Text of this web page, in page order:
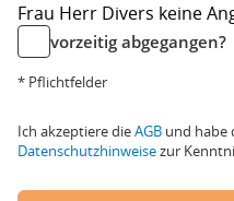
Frau Herr Divers keine
vorzeitig abgegangen?
* Pflichtfelder
Ich akzeptiere dieAGB und habe
Datenschutzhinweisezur